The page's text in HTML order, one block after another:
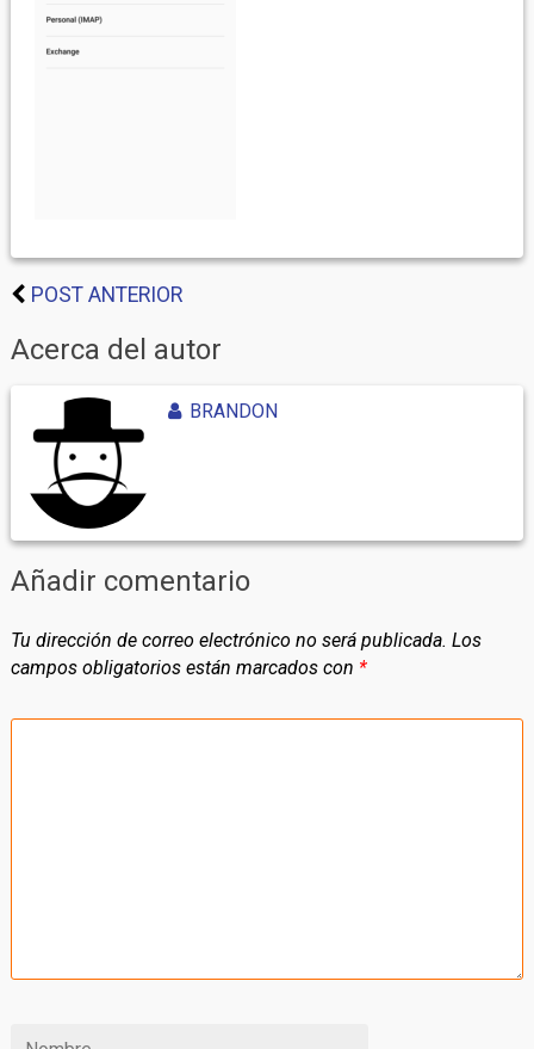
POST ANTERIOR
Acerca del autor
BRANDON
Añadir comentario
Tu dirección de correo electrónico no será publicada. Los
campos obligatorios están marcados con *